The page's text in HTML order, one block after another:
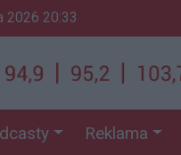
2026 20:33
Reklama